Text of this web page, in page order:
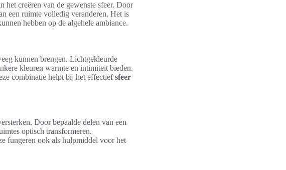
het creëren van de gewenste sfeer. Door
een ruimte volledig veranderen. Het is
hebben op de algehele ambiance.
kunnen brengen. Lichtgekleurde
kleuren warmte en intimiteit bieden.
combinatie helpt bij het effectiefsfeer
Door bepaalde delen van een
optisch transformeren.
fungeren ook als hulpmiddel voor het